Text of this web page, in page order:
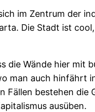
im Zentrum der
Die Stadt ist
die Wände hier mit
man auch hinfährt
Fällen bestehen
ausüben.